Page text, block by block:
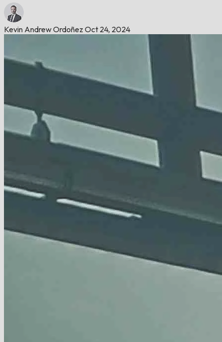
Kevin Andrew Ordoñez Oct 24, 2024